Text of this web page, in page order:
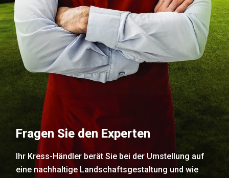
Fragen Sie den Experten
Ihr Kress-Händler berät Sie bei der Umstellung auf
eine nachhaltige Landschaftsgestaltung und wie